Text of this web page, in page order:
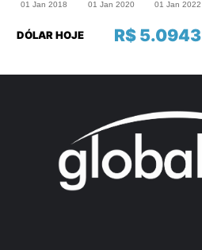
R$ 5.0943
DÓLAR HOJE